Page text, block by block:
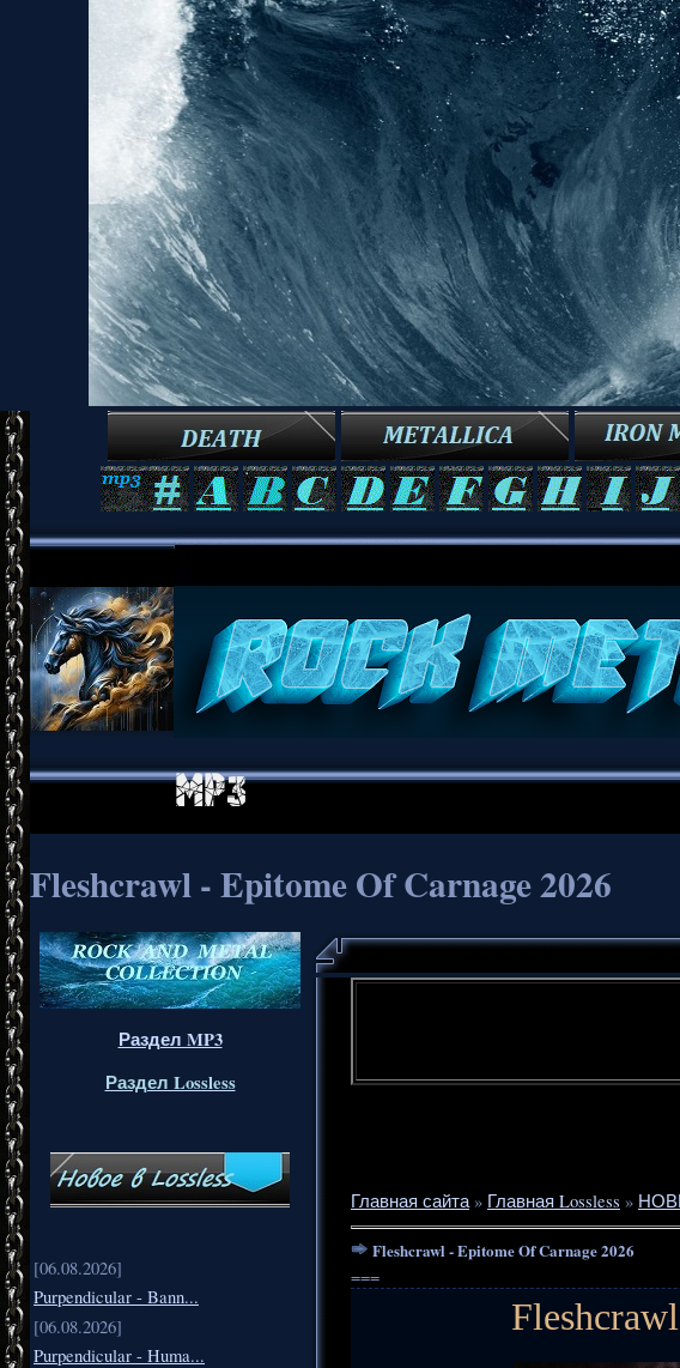
Fleshcrawl - Epitome Of Carnage 2026
Раздел MP3
Раздел Lossless
[06.08.2026]
Purpendicular - Bann...
[06.08.2026]
Purpendicular - Huma...
Главная сайта» Главная Lossless »
Fleshcrawl - Epitome Of Carnage 2026
===